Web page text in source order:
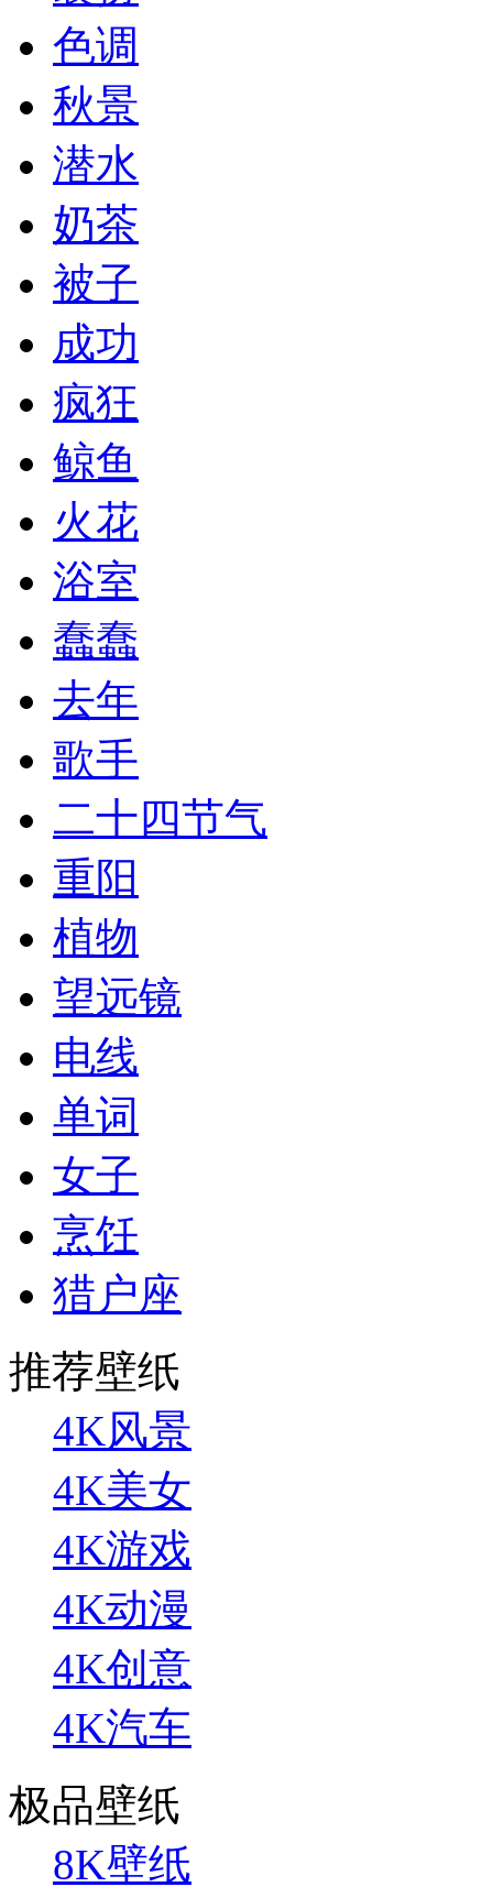
色调
秋景
潜水
奶茶
被子
成功
疯狂
鲸鱼
火花
浴室
蠢蠢
去年
歌手
二十四节气
重阳
植物
望远镜
电线
单词
女子
烹饪
猎户座
推荐壁纸
4K风景
4K美女
4K游戏
4K动漫
4K创意
4K汽车
极品壁纸
8K壁纸